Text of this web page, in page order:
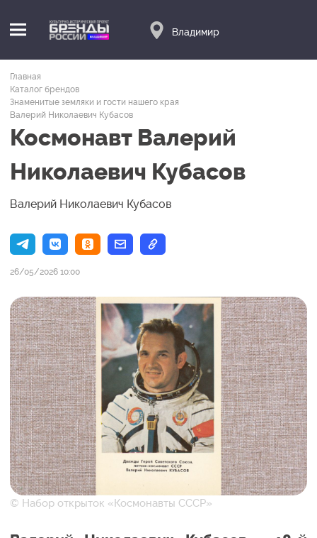
Владимир
Главная
Каталог брендов
Знаменитые земляки и гости нашего края
Валерий Николаевич Кубасов
Космонавт Валерий
Николаевич Кубасов
Валерий Николаевич Кубасов
26/05/2026 10:00
© Набор открыток «Космонавты СССР»